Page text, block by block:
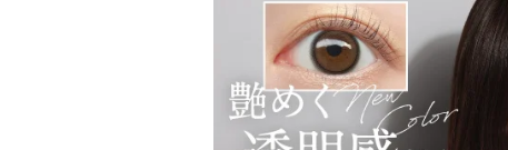
裸眼風のナチュラルデザインから、さり
ンズ、クリアコンタクトレンズまで、
けています。